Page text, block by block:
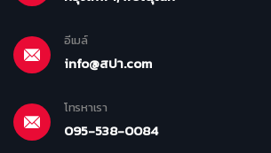
อีเมล์
info@สปา.com
โทรหาเรา
095-538-0084